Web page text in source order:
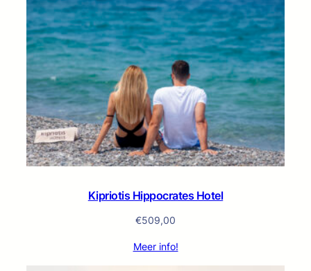
Kipriotis Hippocrates Hotel
€509,00
Meer info!